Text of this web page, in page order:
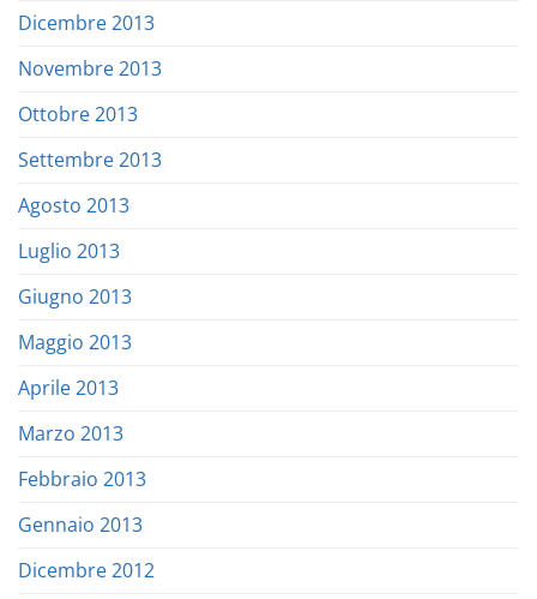
Dicembre 2013
Novembre 2013
Ottobre 2013
Settembre 2013
Agosto 2013
Luglio 2013
Giugno 2013
Maggio 2013
Aprile 2013
Marzo 2013
Febbraio 2013
Gennaio 2013
Dicembre 2012